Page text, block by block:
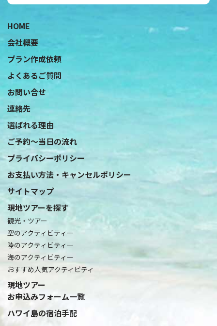
HOME
会社概要
プラン作成依頼
よくあるご質問
お問い合せ
連絡先
選ばれる理由
ご予約〜当日の流れ
プライバシーポリシー
お支払い方法・キャンセルポリシー
サイトマップ
現地ツアーを探す
観光・ツアー
空のアクティビティー
陸のアクティビティー
海のアクティビティー
おすすめ人気アクティビティ
現地ツアー
お申込みフォーム一覧
ハワイ島の宿泊手配